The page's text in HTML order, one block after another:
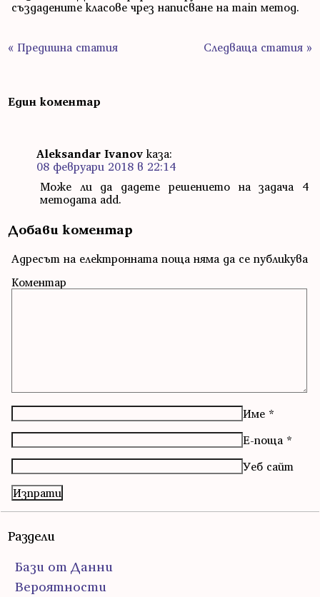
създадените класове чрез написване на main метод.
« Предишна статия Следваща статия »
Един коментар
Aleksandar Ivanov каза:
08 февруари 2018 в 22:14
Може ли да дадете решението на задача 4
методата add.
Добави коментар
Адресът на електронната поща няма да се публикува
Коментар
Име *
Е-поща *
Уеб сайт
Раздели
Бази от Данни
Вероятности